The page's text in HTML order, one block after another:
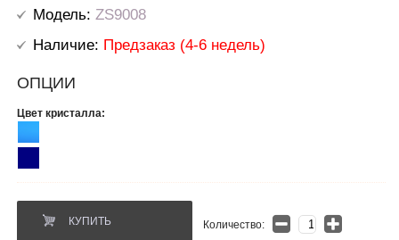
Модель: ZS9008
Наличие: Предзаказ (4-6 недель)
ОПЦИИ
Цвет кристалла:
КУПИТЬ Количество: